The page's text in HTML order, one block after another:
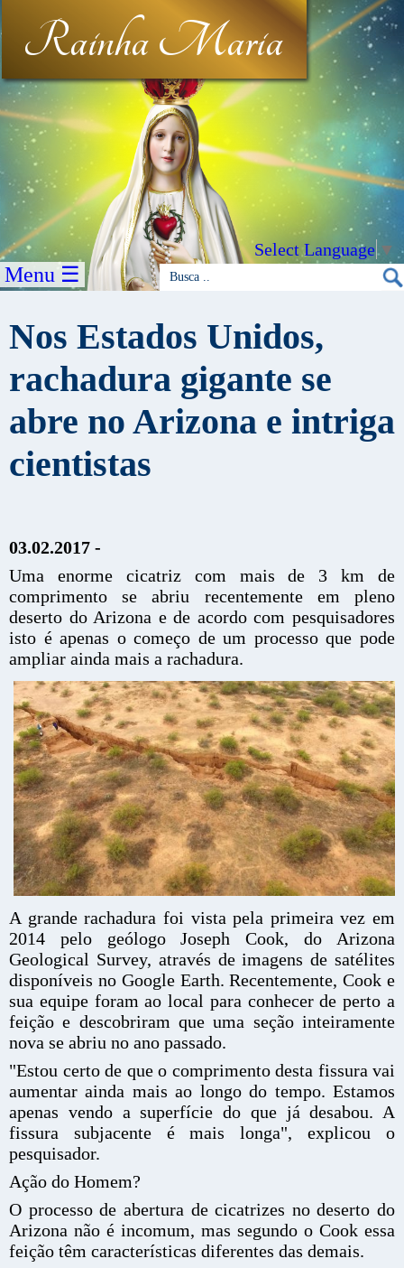
Rainha Maria
Select Language▼
Menu ☰
Nos Estados Unidos,
rachadura gigante se
abre no Arizona e intriga
cientistas
03.02.2017 -
Uma enorme cicatriz com mais de 3 km de
comprimento se abriu recentemente em pleno
deserto do Arizona e de acordo com pesquisadores
isto é apenas o começo de um processo que pode
ampliar ainda mais a rachadura.
A grande rachadura foi vista pela primeira vez em
2014 pelo geólogo Joseph Cook, do Arizona
Geological Survey, através de imagens de satélites
disponíveis no Google Earth. Recentemente, Cook e
sua equipe foram ao local para conhecer de perto a
feição e descobriram que uma seção inteiramente
nova se abriu no ano passado.
"Estou certo de que o comprimento desta fissura vai
aumentar ainda mais ao longo do tempo. Estamos
apenas vendo a superfície do que já desabou. A
fissura subjacente é mais longa", explicou o
pesquisador.
Ação do Homem?
O processo de abertura de cicatrizes no deserto do
Arizona não é incomum, mas segundo o Cook essa
feição têm características diferentes das demais.